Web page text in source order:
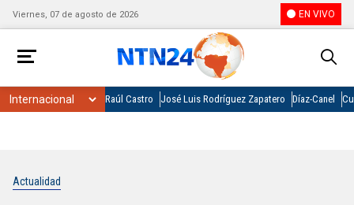
Viernes, 07 de agosto de 2026 EN VIVO
Raúl Castro José Luis Rodríguez Zapatero Díaz-Canel
Actualidad